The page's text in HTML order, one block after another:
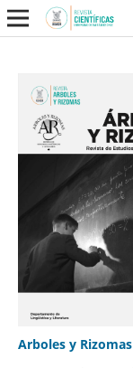
Arboles y Rizomas